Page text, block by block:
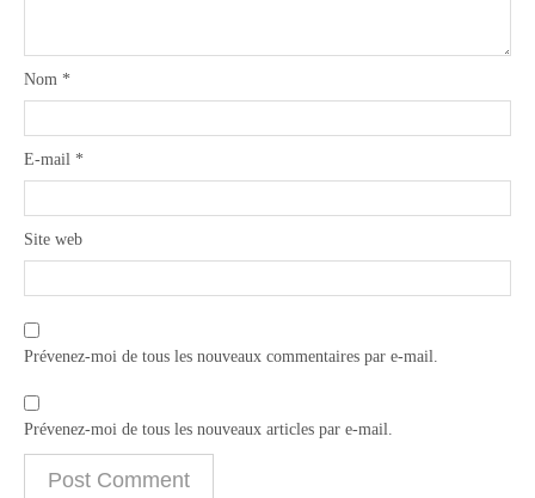
Nom *
E-mail *
Site web
Prévenez-moi de tous les nouveaux commentaires par e-mail.
Prévenez-moi de tous les nouveaux articles par e-mail.